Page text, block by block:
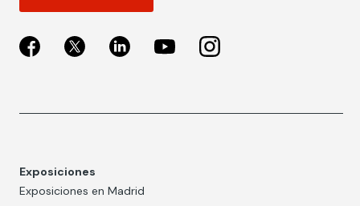
Exposiciones
Exposiciones en Madrid